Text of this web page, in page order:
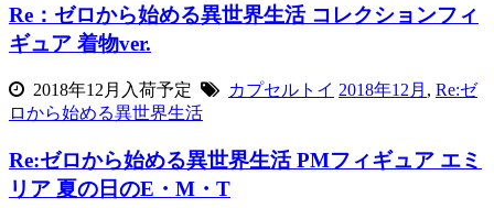
Re：ゼロから始める異世界生活 コレクションフィ
ギュア 着物ver.
2018年12月入荷予定 カプセルトイ 2018年12月 , Re:ゼ
ロから始める異世界生活
Re:ゼロから始める異世界生活 PMフィギュア エミ
リア 夏の日のE・M・T